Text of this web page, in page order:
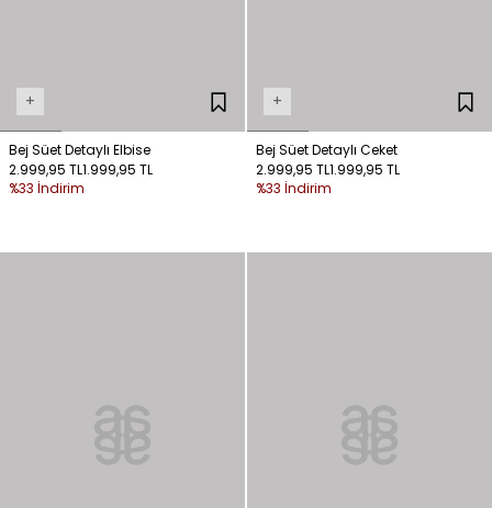
+
Bej Süet Detaylı Elbise
2.999,95 TL1.999,95 TL
%33 İndirim
+
Bej Süet Detaylı Ceket
2.999,95 TL1.999,95 TL
%33 İndirim